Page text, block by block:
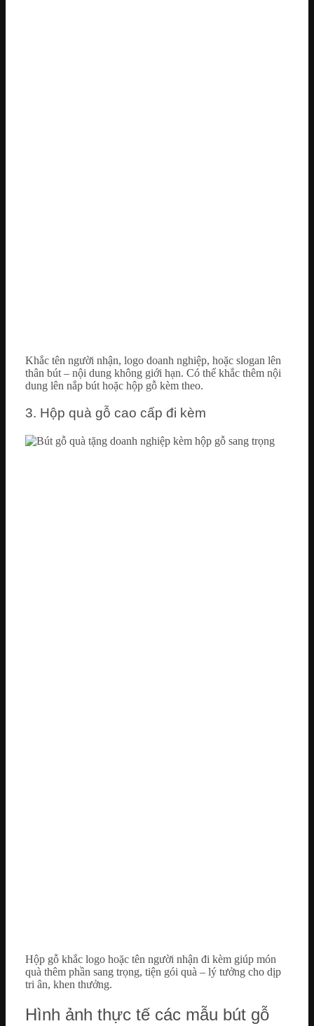
Khắc tên người nhận, logo doanh nghiệp, hoặc slogan lên
thân bút – nội dung không giới hạn. Có thể khắc thêm nội
dung lên nắp bút hoặc hộp gỗ kèm theo.
3. Hộp quà gỗ cao cấp đi kèm
Hộp gỗ khắc logo hoặc tên người nhận đi kèm giúp món
quà thêm phần sang trọng, tiện gói quà – lý tưởng cho dịp
tri ân, khen thưởng.
Hình ảnh thực tế các mẫu bút gỗ